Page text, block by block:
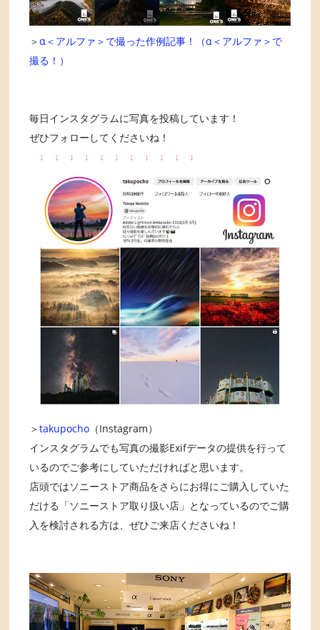
＞α＜アルファ＞で撮った作例記事！（α＜アルファ＞で
撮る！）
毎日インスタグラムに写真を投稿しています！
ぜひフォローしてくださいね！
↓
↓ ↓ ↓ ↓ ↓ ↓ ↓ ↓ ↓ ↓
＞takupocho （Instagram）
インスタグラムでも写真の撮影Exifデータの提供を行って
いるのでご参考にしていただければと思います。
店頭ではソニーストア商品をさらにお得にご購入していた
だける「ソニーストア取り扱い店」となっているのでご購
入を検討される方は、ぜひご来店くださいね！